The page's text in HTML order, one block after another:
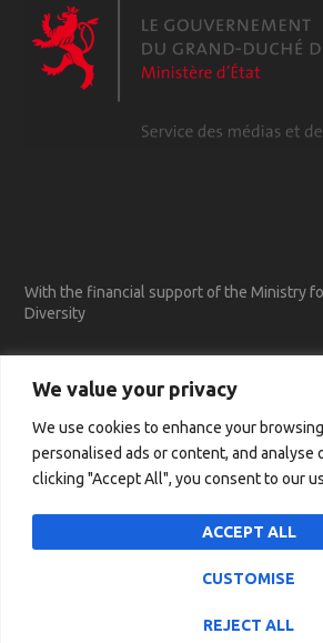
We value your privacy
We use cookies to enhance your
personalised ads or content, and analyse
clicking "Accept All", you consent to our
CUSTOMISE
REJECT ALL
ACCEPT ALL
With the financial support of the Ministry
Diversity